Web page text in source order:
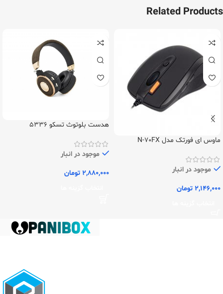
Related Products
ماوس ای فورتک مدل N-70FX
موجود در انبار
2,146,000 تومان
هدست بلوتوث تسکو 5336
موجود در انبار
2,880,000 تومان